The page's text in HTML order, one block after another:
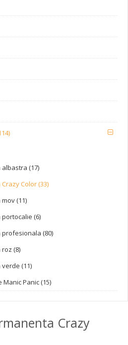
(17)
Color (33)
(11)
(6)
(80)
(8)
(11)
Panic (15)
Crazy